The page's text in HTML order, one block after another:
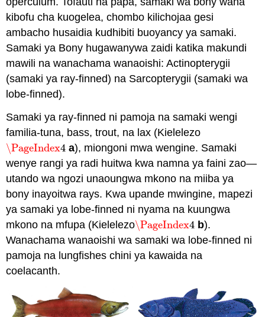
kibofu cha kuogelea, chombo kilichojaa gesi
ambacho husaidia kudhibiti buoyancy ya samaki.
Samaki ya Bony hugawanywa zaidi katika makundi
mawili na wanachama wanaoishi: Actinopterygii
(samaki ya ray-finned) na Sarcopterygii (samaki wa
lobe-finned).
Samaki ya ray-finned ni pamoja na samaki wengi
familia-tuna, bass, trout, na lax (Kielelezo
\PageIndex4
\PageIndex4 a), miongoni mwa wengine. Samaki
wenye rangi ya radi huitwa kwa namna ya faini zao—
utando wa ngozi unaoungwa mkono na miiba ya
bony inayoitwa rays. Kwa upande mwingine, mapezi
ya samaki ya lobe-finned ni nyama na kuungwa
mkono na mfupa (Kielelezo\PageIndex4
\PageIndex4 b).
Wanachama wanaoishi wa samaki wa lobe-finned ni
pamoja na lungfishes chini ya kawaida na
coelacanth.